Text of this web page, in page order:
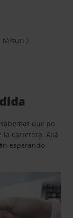
Misuri
que no
la carretera. Allá
esperando